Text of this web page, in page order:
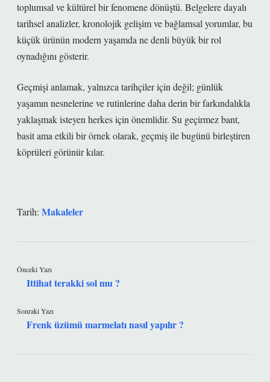
toplumsal ve kültürel bir fenomene dönüştü. Belgelere dayalı
tarihsel analizler, kronolojik gelişim ve bağlamsal yorumlar, bu
küçük ürünün modern yaşamda ne denli büyük bir rol
oynadığını gösterir.
Geçmişi anlamak, yalnızca tarihçiler için değil; günlük
yaşamın nesnelerine ve rutinlerine daha derin bir farkındalıkla
yaklaşmak isteyen herkes için önemlidir. Su geçirmez bant,
basit ama etkili bir örnek olarak, geçmiş ile bugünü birleştiren
köprüleri görünür kılar.
Tarih: Makaleler
Önceki Yazı
Ittihat terakki sol mu ?
Sonraki Yazı
Frenk üzümü marmelatı nasıl yapılır ?